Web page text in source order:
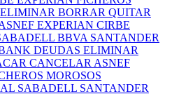
BORRAR QUITAR
EXPERIAN CIRBE
BBVA SANTANDER
DEUDAS ELIMINAR
CANCELAR ASNEF
MOROSOS
SABADELL SANTANDER